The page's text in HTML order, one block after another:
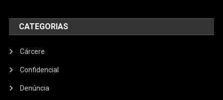
CATEGORIAS
Cárcere
Confidencial
Denúncia